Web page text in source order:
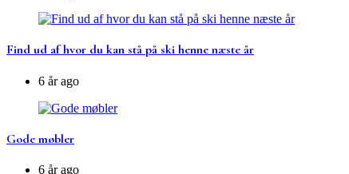
Find ud af hvor du kan stå på ski henne næste år
6 år ago
Gode møbler
6 år ago